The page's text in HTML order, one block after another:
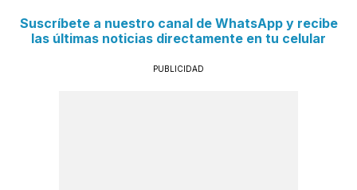
Suscríbete a nuestro canal de WhatsApp y recibe
las últimas noticias directamente en tu celular
PUBLICIDAD